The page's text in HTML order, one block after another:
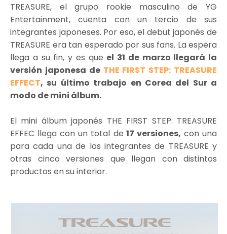
TREASURE, el grupo rookie masculino de YG
Entertainment, cuenta con un tercio de sus
integrantes japoneses. Por eso, el debut japonés de
TREASURE era tan esperado por sus fans. La espera
llega a su fin, y es que el 31 de marzo llegará la
versión japonesa de THE FIRST STEP: TREASURE
EFFECT, su último trabajo en Corea del Sur a
modo de mini álbum.
El mini álbum japonés THE FIRST STEP: TREASURE
EFFEC llega con un total de 17 versiones, con una
para cada una de los integrantes de TREASURE y
otras cinco versiones que llegan con distintos
productos en su interior.